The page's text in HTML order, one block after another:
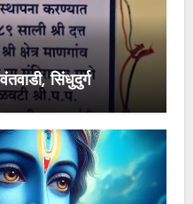
सिंधुदुर्ग